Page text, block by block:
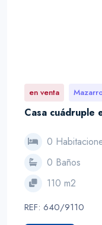
en venta
Casa cuádruple
0
0 Baños
110 m2
REF: 640/9110